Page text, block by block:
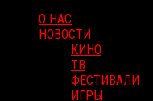
О НАС
НОВОСТИ
КИНО
ТВ
ФЕСТИВАЛИ
ИГРЫ